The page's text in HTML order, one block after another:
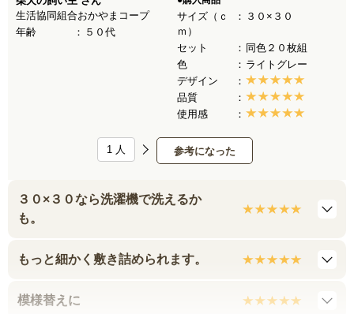
生活協同組合おかやまコープ
年齢
５０代
サイズ（ｃ
ｍ）
３０×３０
セット
同色２０枚組
色
ライトグレー
デザイン
品質
使用感
参考になった
1 人
３０×３０なら洗濯機で洗えるか
も。
もっと細かく敷き詰められます。
模様替えに